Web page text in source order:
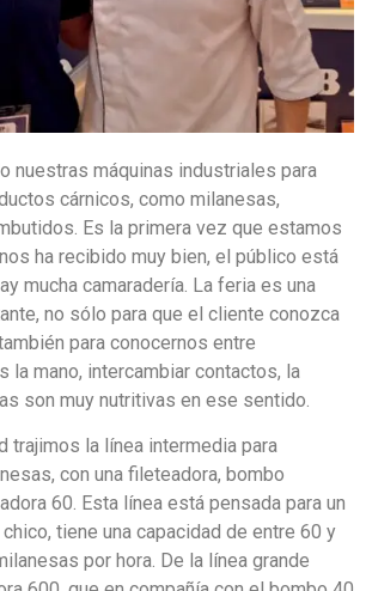
nuestras máquinas industriales para
cárnicos, como milanesas,
Es la primera vez que estamos
ha recibido muy bien, el público está
mucha camaradería. La feria es una
no sólo para que el cliente conozca
para conocernos entre
la mano, intercambiar contactos, la
son muy nutritivas en ese sentido.
trajimos la línea intermedia para
con una fileteadora, bombo
60. Esta línea está pensada para un
tiene una capacidad de entre 60 y
por hora. De la línea grande